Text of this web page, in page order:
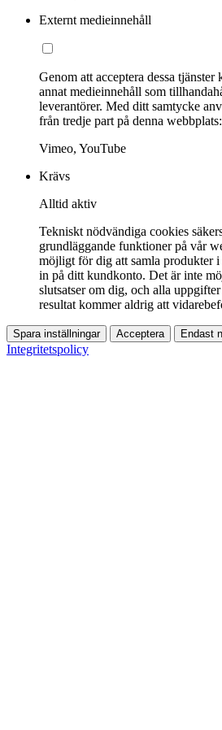
Externt medieinnehåll
Genom att acceptera dessa
annat medieinnehåll som
leverantörer. Med ditt samtycke
från tredje part på denna webbplats:
Vimeo, YouTube
Krävs
Alltid aktiv
Tekniskt nödvändiga cookies
grundläggande funktioner på vår
möjligt för dig att samla produkter
in på ditt kundkonto. Det är inte
slutsatser om dig, och alla
resultat kommer aldrig att
Spara inställningar Acceptera Endast
Integritetspolicy